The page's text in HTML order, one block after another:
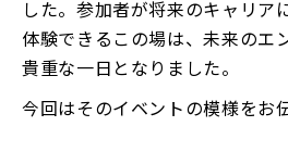
した。参加者が将来のキャリア
体験できるこの場は、未来のエ
貴重な一日となりました。
今回はそのイベントの模様をお